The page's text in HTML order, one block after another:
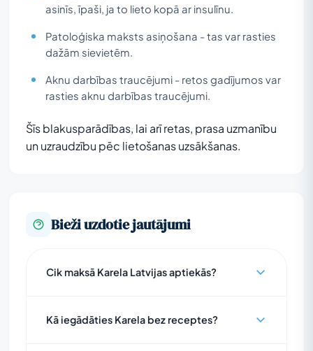
asinīs, īpaši, ja to lieto kopā ar insulīnu.
Patoloģiska maksts asiņošana - tas var rasties
dažām sievietēm.
Aknu darbības traucējumi - retos gadījumos var
rasties aknu darbības traucējumi.
Šīs blakusparādības, lai arī retas, prasa uzmanību
un uzraudzību pēc lietošanas uzsākšanas.
Bieži uzdotie jautājumi
Cik maksā Karela Latvijas aptiekās?
Kā iegādāties Karela bez receptes?